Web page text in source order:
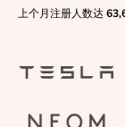
上个月注册人数达